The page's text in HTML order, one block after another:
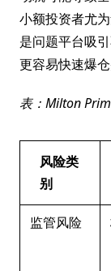
小额投资者尤
是问题平台吸
更容易快速爆仓
表：Milton
风险类
别
监管风险